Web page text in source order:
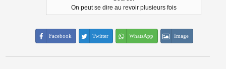
On peut se dire au revoir plusieurs fois
Facebook Twitter WhatsApp Image